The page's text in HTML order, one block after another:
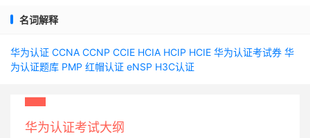
名词解释
华为认证 CCNA CCNP CCIE HCIA HCIP HCIE 华为认证考试券 华
为认证题库 PMP 红帽认证 eNSP H3C认证
华为认证考试大纲